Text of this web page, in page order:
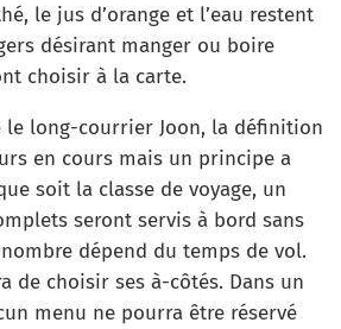
le jus d’orange et l’eau restent
désirant manger ou boire
choisir à la carte.
le long-courrier Joon, la définition
en cours mais un principe a
soit la classe de voyage, un
seront servis à bord sans
dépend du temps de vol.
de choisir ses à-côtés. Dans un
menu ne pourra être réservé